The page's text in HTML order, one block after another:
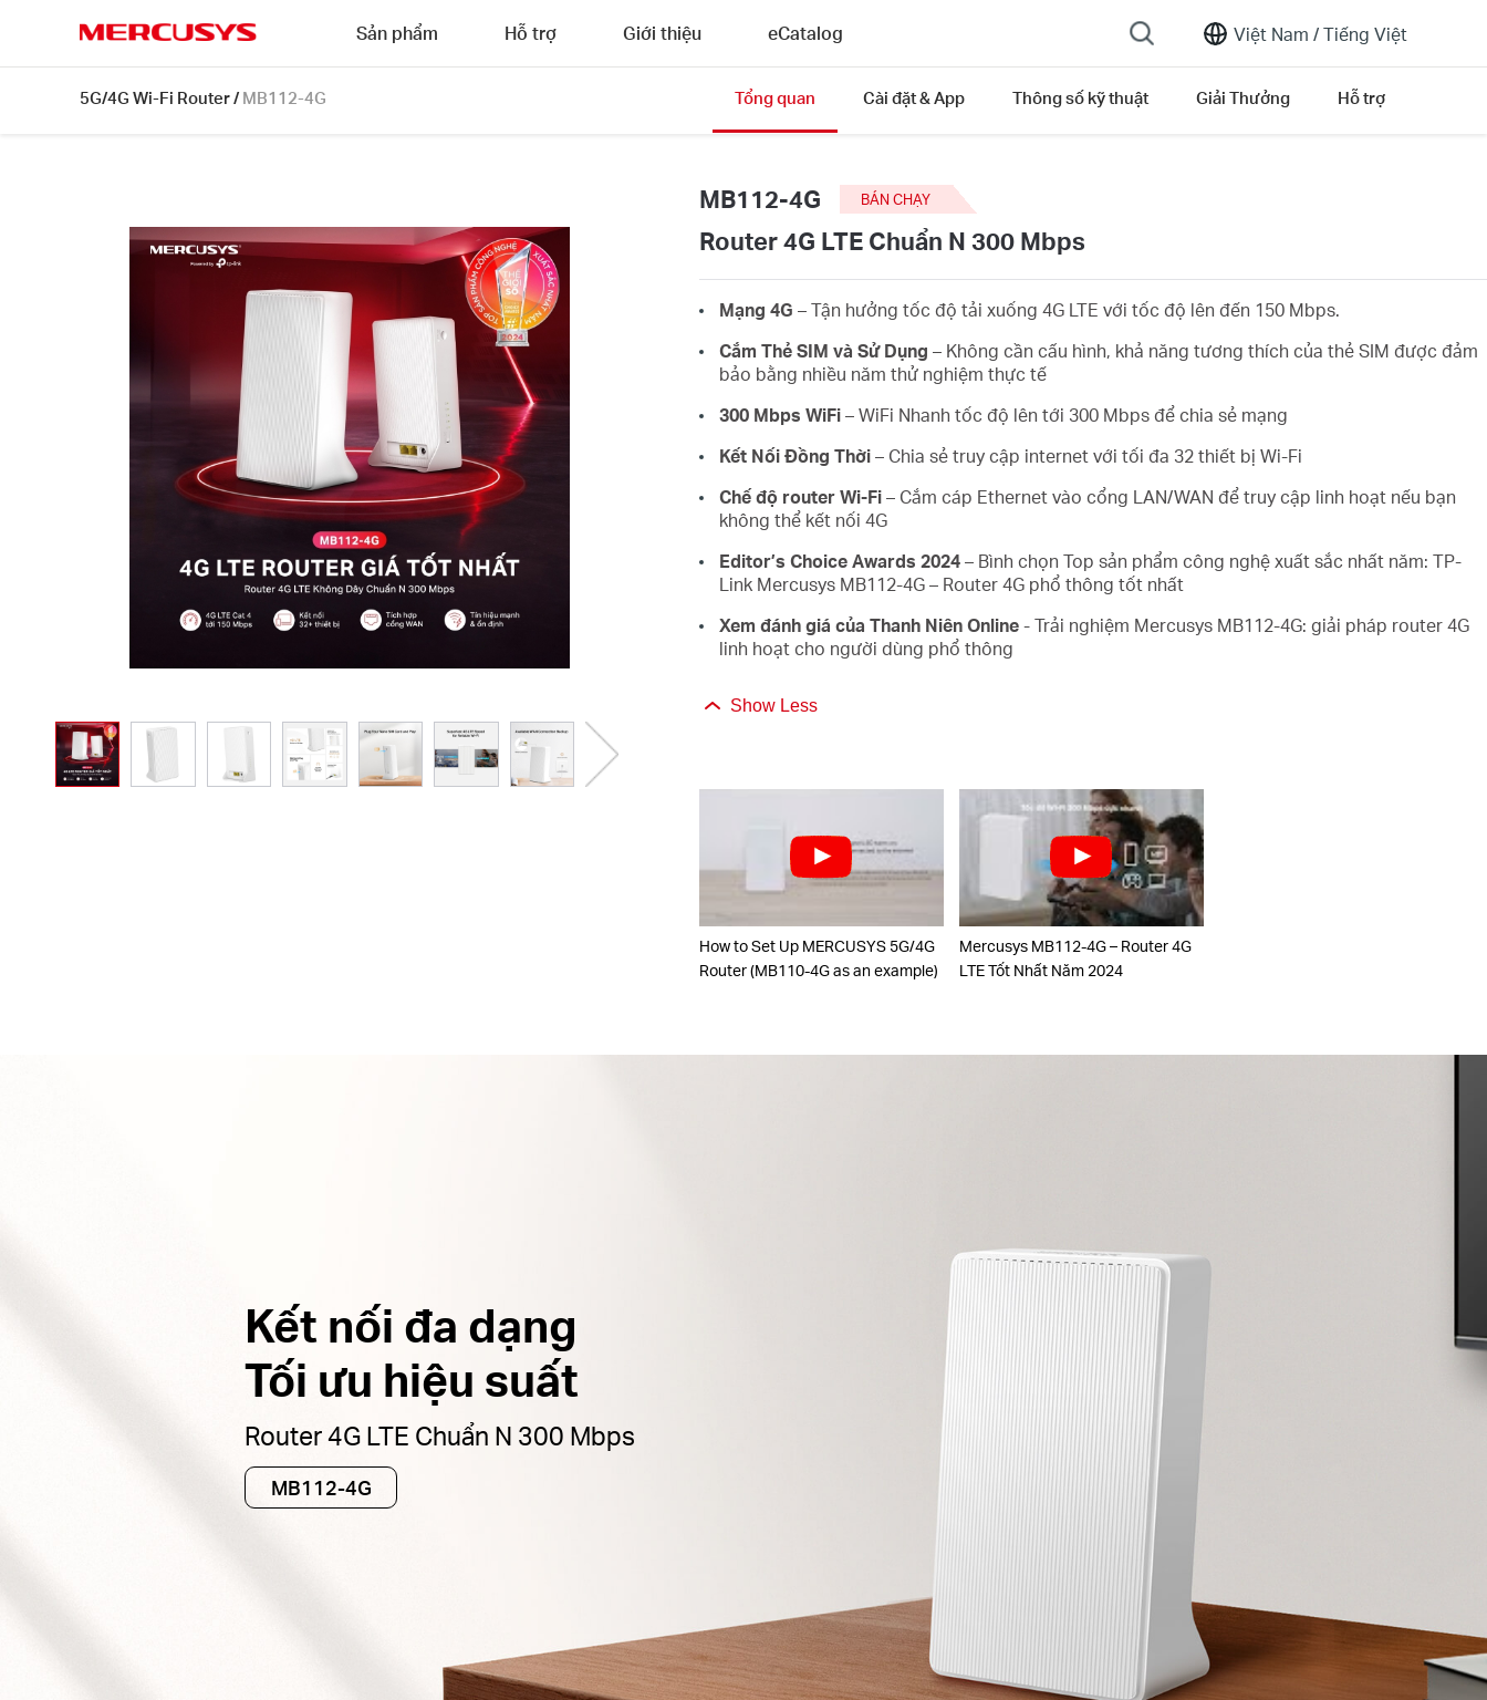
Việt Nam /Tiếng Việt
Sản phẩm Hỗ trợ Giới thiệu eCatalog
5G/4G Wi-Fi Router/ MB112-4G Tổng quan Cài đặt & App Thông số kỹ thuật Giải Thưởng Hỗ trợ
MB112-4G BÁN CHẠY
Router 4G LTE Chuẩn N 300 Mbps
Mạng 4G – Tận hưởng tốc độ tải xuống 4G LTE với tốc độ lên đến 150 Mbps.
Cắm Thẻ SIM và Sử Dụng – Không cần cấu hình, khả năng tương thích của thẻ SIM được đảm
bảo bằng nhiều năm thử nghiệm thực tế
300 Mbps WiFi– WiFi Nhanh tốc độ lên tới 300 Mbps để chia sẻ mạng
Kết Nối Đồng Thời– Chia sẻ truy cập internet với tối đa 32 thiết bị Wi-Fi
Chế độ router Wi-Fi– Cắm cáp Ethernet vào cổng LAN/WAN để truy cập linh hoạt nếu bạn
không thể kết nối 4G
Editor’s Choice Awards 2024– Bình chọn Top sản phẩm công nghệ xuất sắc nhất năm: TP-
Link Mercusys MB112-4G – Router 4G phổ thông tốt nhất
Xem đánh giá của Thanh Niên Online- Trải nghiệm Mercusys MB112-4G: giải pháp router 4G
linh hoạt cho người dùng phổ thông
Show Less
How to Set Up MERCUSYS 5G/4G
Router (MB110-4G as an example)
Mercusys MB112-4G – Router 4G
LTE Tốt Nhất Năm 2024
Kết nối đa dạng
Tối ưu hiệu suất
Router 4G LTE Chuẩn N 300 Mbps
MB112-4G